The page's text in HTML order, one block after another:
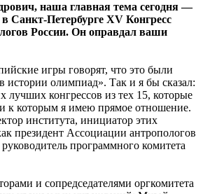
наша главная тема сегодня —
Санкт-Петербурге ХV Конгресс
России. Он оправдал ваши
игры говорят, что это были
истории олимпиад». Так и я бы сказал:
лучших конгрессов из тех 15, которые
к которым я имею прямое отношение.
института, инициатор этих
президент Ассоциации антропологов
программного комитета
и сопредседателями оргкомитета